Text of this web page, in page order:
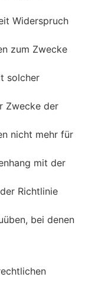
Widerspruch
zum Zwecke
solcher
Zwecke der
nicht mehr für
mit der
Richtlinie
bei denen